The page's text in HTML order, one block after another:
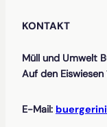
KONTAKT
Müll und Umwelt
Auf den Eiswiesen
E-Mail: